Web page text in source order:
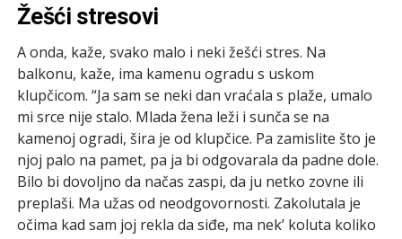
Žešći stresovi
A onda, kaže, svako malo i neki žešći stres. Na
balkonu, kaže, ima kamenu ogradu s uskom
klupčicom. “Ja sam se neki dan vraćala s plaže, umalo
mi srce nije stalo. Mlada žena leži i sunča se na
kamenoj ogradi, šira je od klupčice. Pa zamislite što je
njoj palo na pamet, pa ja bi odgovarala da padne dole.
Bilo bi dovoljno da načas zaspi, da ju netko zovne ili
preplaši. Ma užas od neodgovornosti. Zakolutala je
očima kad sam joj rekla da siđe, ma nek’ koluta koliko